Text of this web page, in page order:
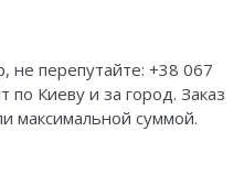
не перепутайте: +38 067
Киеву и за город. Заказ
максимальной суммой.